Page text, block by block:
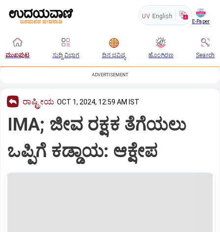
UV English
E-Paper
ಮುಖಪುಟ ಸುದ್ದಿ ವಿಭಾಗ ದಿನ ಭವಿಷ್ಯ ಹೊಂಗಿರಣ Search
ADVERTISEMENT
ರಾಷ್ಟ್ರೀಯ OCT 1, 2024, 12:59 AM IST
IMA; ಜೀವ ರಕ್ಷಕ ತೆಗೆಯಲು
ಒಪ್ಪಿಗೆ ಕಡ್ಡಾಯ: ಆಕ್ಷೇಪ